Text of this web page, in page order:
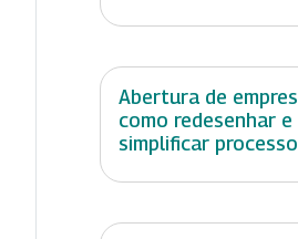
Abertura de
como redesenhar e
simplificar